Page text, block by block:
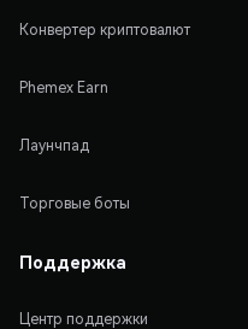
Конвертер криптовалют
Phemex Earn
Лаунчпад
Торговые боты
Поддержка
Центр поддержки